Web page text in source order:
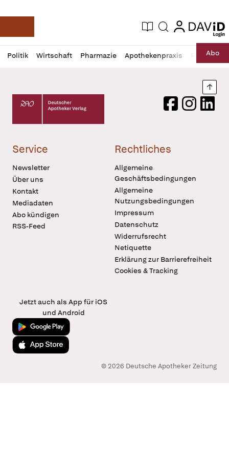
Deutsche Apotheker Zeitung
Aktuelle Ausgabe
Suche login
login
Politik Wirtschaft Pharmazie Apothekenpraxis RechtAbo
Profil
öffnen
Daz
Pur
Deutscher Apotheker Verlag Logo
FacebookInstagram
Service
Newsletter
Über uns
Kontakt
Mediadaten
Abo kündigen
RSS-Feed
Rechtliches
Allgemeine
Geschäftsbedingungen
Allgemeine
Nutzungsbedingungen
Impressum
Datenschutz
Widerrufsrecht
Netiquette
Erklärung zur Barrierefreiheit
Cookies & Tracking
Jetzt auch als App für iOS
und Android
Jetzt bei Google Play
Laden im App Store
© 2026 Deutsche Apotheker Zeitung